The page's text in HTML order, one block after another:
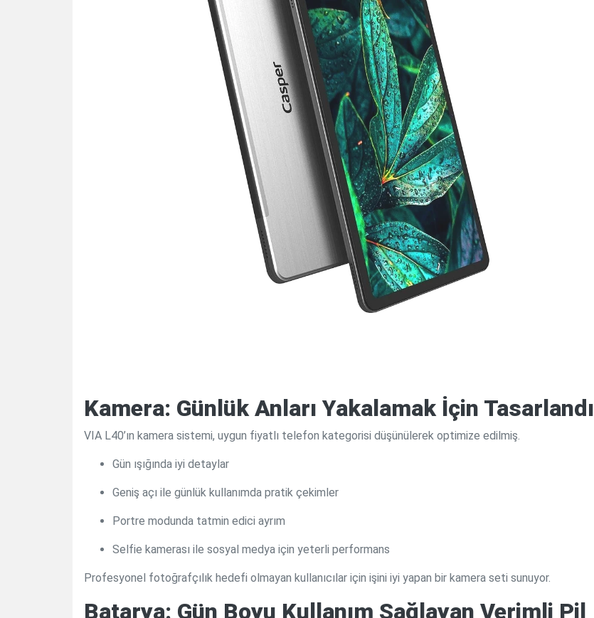
Kamera: Günlük Anları Yakalamak İçin Tasarlandı
VIA L40’ın kamera sistemi, uygun fiyatlı telefon kategorisi düşünülerek optimize edilmiş.
Gün ışığında iyi detaylar
Geniş açı ile günlük kullanımda pratik çekimler
Portre modunda tatmin edici ayrım
Selfie kamerası ile sosyal medya için yeterli performans
Profesyonel fotoğrafçılık hedefi olmayan kullanıcılar için işini iyi yapan bir kamera seti sunuyor.
Batarya: Gün Boyu Kullanım Sağlayan Verimli Pil